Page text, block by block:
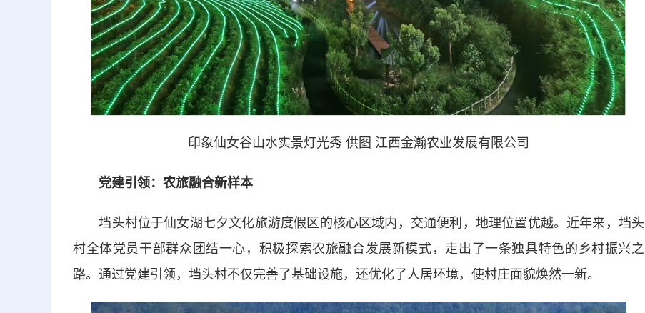
印象仙女谷山水实景灯光秀 供图 江西金瀚农业发展有限公司
党建引领：农旅融合新样本
垱头村位于仙女湖七夕文化旅游度假区的核心区域内，交通便利，地理位置优越。近年来，垱头
村全体党员干部群众团结一心，积极探索农旅融合发展新模式，走出了一条独具特色的乡村振兴之
路。通过党建引领，垱头村不仅完善了基础设施，还优化了人居环境，使村庄面貌焕然一新。